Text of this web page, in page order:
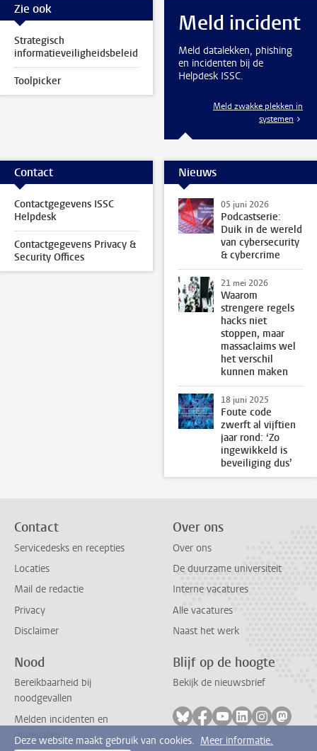
Zie ook
Strategisch
informatieveiligheidsbeleid
Toolpicker
Meld incident
Meld datalekken, phishing
en incidenten bij de
Helpdesk ISSC.
Meld zwakke plekken in
systemen
Contact
Contactgegevens ISSC
Helpdesk
Contactgegevens Privacy &
Security Offices
Nieuws
05 juni 2026
Podcastserie:
Duik in de wereld
van cybersecurity
& cybercrime
21 mei 2026
Waarom
strengere regels
hacks niet
stoppen, maar
massaclaims wel
het verschil
kunnen maken
18 juni 2025
Foute code
zwerft al vijftien
jaar rond: ‘Zo
ingewikkeld is
beveiliging dus’
Contact
Servicedesks en recepties
Locaties
Mail de redactie
Privacy
Disclaimer
Over ons
Over ons
De duurzame universiteit
Interne vacatures
Alle vacatures
Naast het werk
Nood
Bereikbaarheid bij
noodgevallen
Melden incidenten en
ongevallen
Blijf op de hoogte
Bekijk de nieuwsbrief
Volg ons op bluesky
Volg ons op facebook
Volg ons op
Volg ons op
Volg ons
Volg
Deze website maakt gebruik van cookies. Meer informatie.